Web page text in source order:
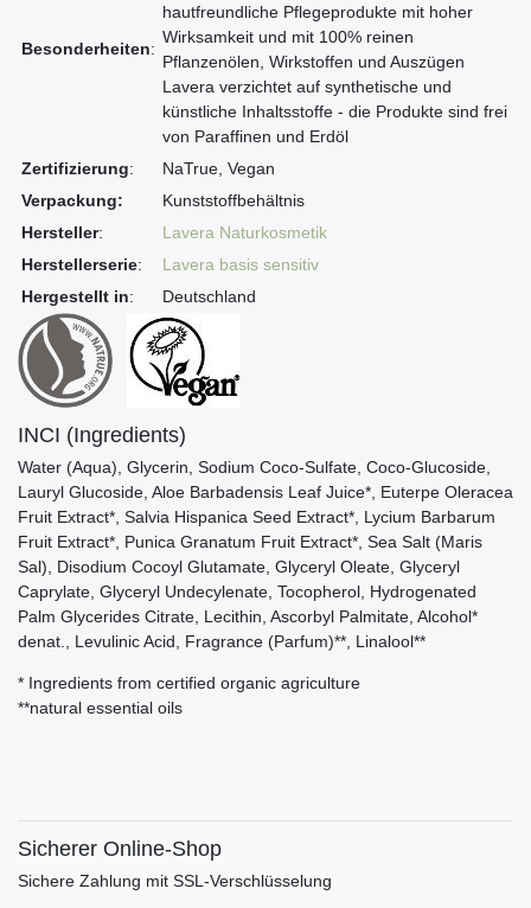
Besonderheiten:
hautfreundliche Pflegeprodukte mit hoher
Wirksamkeit und mit 100% reinen
Pflanzenölen, Wirkstoffen und Auszügen
Lavera verzichtet auf synthetische und
künstliche Inhaltsstoffe - die Produkte sind frei
von Paraffinen und Erdöl
Zertifizierung:
NaTrue, Vegan
Verpackung:
Kunststoffbehältnis
Hersteller:
Lavera Naturkosmetik
Herstellerserie:
Lavera basis sensitiv
Hergestellt in: Deutschland
INCI (Ingredients)
Water (Aqua), Glycerin, Sodium Coco-Sulfate, Coco-Glucoside,
Lauryl Glucoside, Aloe Barbadensis Leaf Juice*, Euterpe Oleracea
Fruit Extract*, Salvia Hispanica Seed Extract*, Lycium Barbarum
Fruit Extract*, Punica Granatum Fruit Extract*, Sea Salt (Maris
Sal), Disodium Cocoyl Glutamate, Glyceryl Oleate, Glyceryl
Caprylate, Glyceryl Undecylenate, Tocopherol, Hydrogenated
Palm Glycerides Citrate, Lecithin, Ascorbyl Palmitate, Alcohol*
denat., Levulinic Acid, Fragrance (Parfum)**, Linalool**
* Ingredients from certified organic agriculture
**natural essential oils
Sicherer Online-Shop
Sichere Zahlung mit SSL-Verschlüsselung